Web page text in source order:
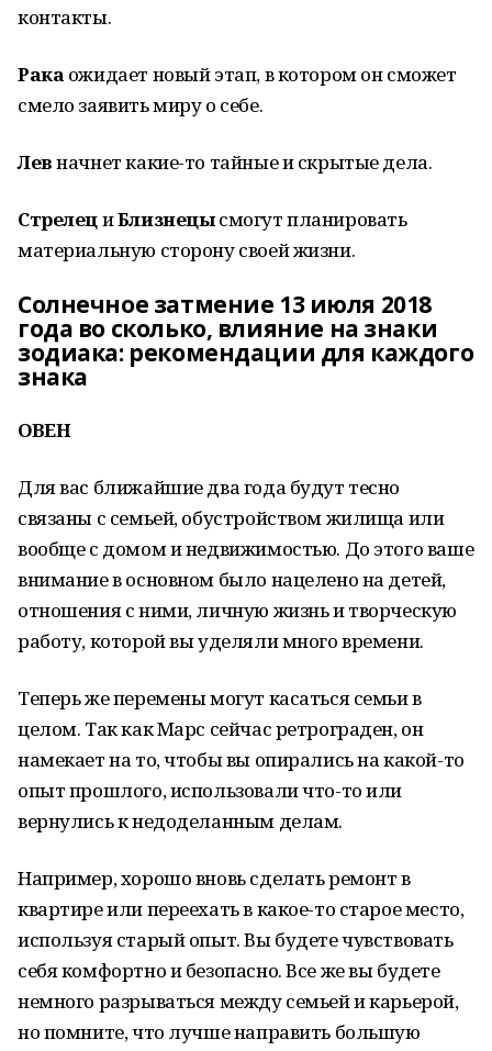
контакты.
Рака ожидает новый этап, в котором он сможет
смело заявить миру о себе.
Левначнет какие-то тайные и скрытые дела.
СтрелециБлизнецысмогут планировать
материальную сторону своей жизни.
Солнечное затмение 13 июля 2018
года во сколько, влияние на знаки
зодиака: рекомендации для каждого
знака
ОВЕН
Для вас ближайшие два года будут тесно
связаны с семьей, обустройством жилища или
вообще с домом и недвижимостью. До этого ваше
внимание в основном было нацелено на детей,
отношения с ними, личную жизнь и творческую
работу, которой вы уделяли много времени.
Теперь же перемены могут касаться семьи в
целом. Так как Марс сейчас ретрограден, он
намекает на то, чтобы вы опирались на какой-то
опыт прошлого, использовали что-то или
вернулись к недоделанным делам.
Например, хорошо вновь сделать ремонт в
квартире или переехать в какое-то старое место,
используя старый опыт. Вы будете чувствовать
себя комфортно и безопасно. Все же вы будете
немного разрываться между семьей и карьерой,
но помните, что лучше направить большую